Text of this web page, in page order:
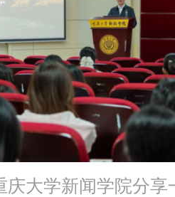
庆大学新闻学院分享